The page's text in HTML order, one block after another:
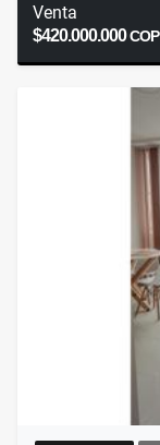
Venta
$420.000.000COP